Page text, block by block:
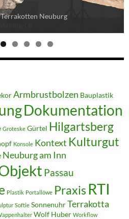
Neuburg
Armbrustbolzen Bauplastik
Dokumentation
Groteske Gürtel Hilgartsberg
Konsole Kontext Kulturgut
Neuburg am Inn
Passau
Plastik Portallöwe Praxis RTI
Softie SonnenuhrTerrakotta
Wolf Huber Workflow